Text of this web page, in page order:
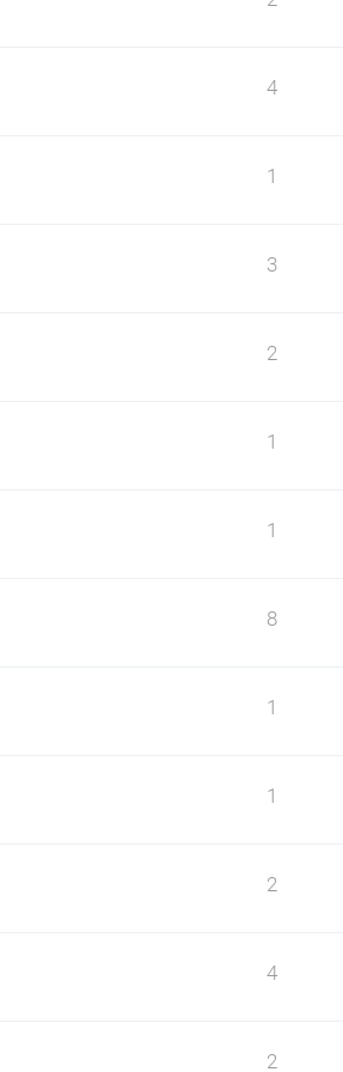
4
1
3
2
1
1
8
1
1
2
4
2